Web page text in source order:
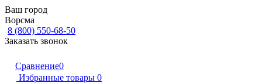
Ваш город
Ворсма
8 (800) 550-68-50
Заказать звонок
Сравнение0
Избранные товары 0